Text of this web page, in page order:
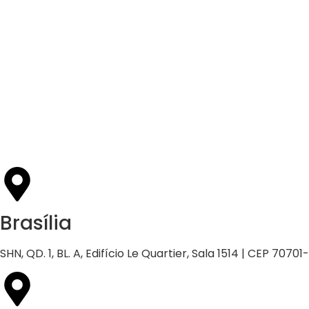
Brasília
SHN, QD. 1, BL. A, Edifício Le Quartier, Sala 1514 | CEP